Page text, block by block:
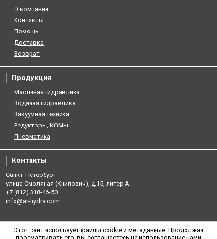
Этот сайт использует файлы cookie и метаданные. Продолжая
просматривать его, вы соглашаетесь на использование нами
О компании
Контакты
Помощь
Доставка
Возврат
Продукция
Масляная гидравлика
Водяная гидравлика
Вакуумная техника
Редукторы, КОМы
Пневматика
Контакты
Санкт-Петербург
улица Смоляная (Книпович), д.15, литер А.
+7 (812) 318-46-50
info@ar-hydra.com